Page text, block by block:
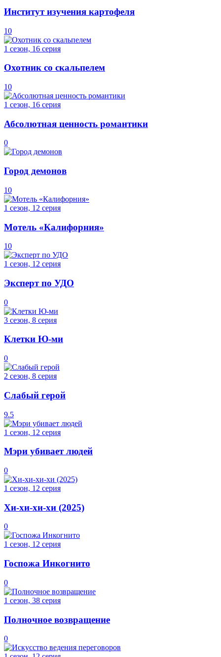
Институт изучения картофеля
10
1 сезон, 16 серия
Охотник со скальпелем
10
1 сезон, 16 серия
Абсолютная ценность романтики
0
Город демонов
10
1 сезон, 12 серия
Мотель «Калифорния»
10
1 сезон, 12 серия
Эксперт по УДО
0
3 сезон, 8 серия
Клетки Ю-ми
0
2 сезон, 8 серия
Слабый герой
9.5
1 сезон, 12 серия
Мэри убивает людей
0
1 сезон, 12 серия
Хи-хи-хи-хи (2025)
0
1 сезон, 12 серия
Госпожа Инкогнито
0
1 сезон, 38 серия
Полночное возвращение
0